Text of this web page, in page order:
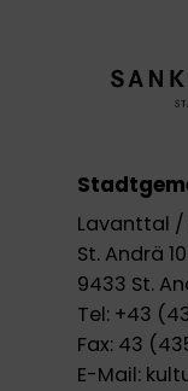
Lavanttal /
St. Andrä
9433 St.
Tel: +43
Fax: 43
E-Mail: